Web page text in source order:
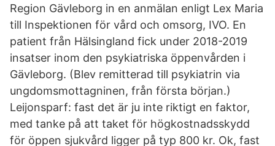
Region Gävleborg in en anmälan enligt Lex Maria
till Inspektionen för vård och omsorg, IVO. En
patient från Hälsingland fick under 2018-2019
insatser inom den psykiatriska öppenvården i
Gävleborg. (Blev remitterad till psykiatrin via
ungdomsmottagninen, från första början.)
Leijonsparf: fast det är ju inte riktigt en faktor,
med tanke på att taket för högkostnadsskydd
för öppen sjukvård ligger på typ 800 kr. Ok, fast